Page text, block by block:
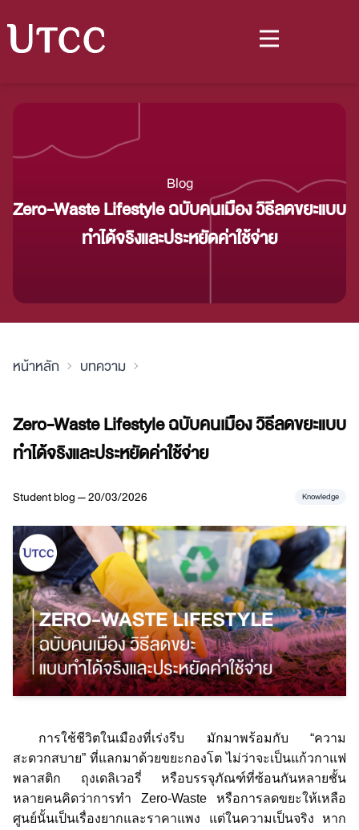
Blog
Zero-Waste Lifestyle ฉบับคนเมือง วิธีลดขยะแบบ
ทำได้จริงและประหยัดค่าใช้จ่าย
หน้าหลัก บทความ
Zero-Waste Lifestyle ฉบับคนเมือง วิธีลดขยะแบบ
ทำได้จริงและประหยัดค่าใช้จ่าย
Student blog — 20/03/2026 Knowledge
การใช้ชีวิตในเมืองที่เร่งรีบ มักมาพร้อมกับ “ความ
สะดวกสบาย” ที่แลกมาด้วยขยะกองโต ไม่ว่าจะเป็นแก้วกาแฟ
พลาสติก ถุงเดลิเวอรี่ หรือบรรจุภัณฑ์ที่ซ้อนกันหลายชั้น
หลายคนคิดว่าการทำ Zero-Waste หรือการลดขยะให้เหลือ
ศูนย์นั้นเป็นเรื่องยากและราคาแพง แต่ในความเป็นจริง หาก